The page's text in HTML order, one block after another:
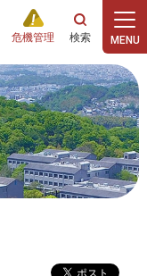
危機管理